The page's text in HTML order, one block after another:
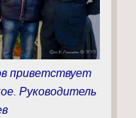
приветствует
Руководитель